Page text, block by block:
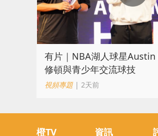
有片｜NBA湖人球星
修頓與青少年交流球技
視頻專題| 2天前
橙TV 資訊